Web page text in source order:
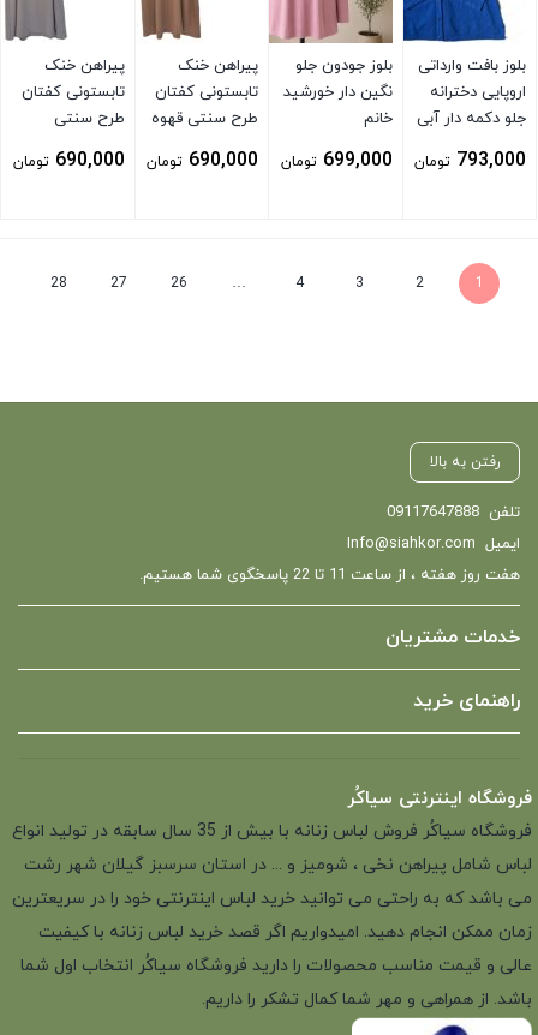
بلوز بافت وارداتی
اروپایی دخترانه
جلو دکمه دار آبی
793,000 تومان
بلوز جودون جلو
نگین دار خورشید
خانم
699,000 تومان
پیراهن خنک
تابستونی کفتان
طرح سنتی قهوه
690,000 تومان
پیراهن خنک
تابستونی کفتان
طرح سنتی
690,000 تومان
1
2
3
4
…
26
27
28
رفتن به بالا
تلفن 09117647888
ایمیل Info@siahkor.com
هفت روز هفته ، از ساعت 11 تا 22 پاسخگوی شما هستیم.
خدمات مشتریان
راهنمای خرید
فروشگاه اینترنتی سیاکُر
فروشگاه سیاکُر فروش لباس زنانه با بیش از 35 سال سابقه در تولید انواع
لباس شامل پیراهن نخی ، شومیز و ... در استان سرسبز گیلان شهر رشت
می باشد که به راحتی می توانید خرید لباس اینترنتی خود را در سریعترین
زمان ممکن انجام دهید. امیدواریم اگر قصد خرید لباس زنانه با کیفیت
عالی و قیمت مناسب محصولات را دارید فروشگاه سیاکُر انتخاب اول شما
باشد. از همراهی و مهر شما کمال تشکر را داریم.